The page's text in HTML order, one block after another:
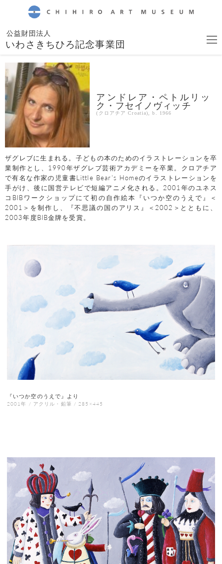
公益財団法人
いわさきちひろ記念事業団
アンドレア・ペトルリッ
ク・フセイノヴィッチ
(クロアチア Croatia), b. 1966
ザグレブに生まれる。子どもの本のためのイラストレーションを卒
業制作とし、1990年ザグレブ芸術アカデミーを卒業。クロアチア
で有名な作家の児童書Little Bear’s Homeのイラストレーションを
手がけ、後に国営テレビで短編アニメ化される。2001年のユネス
コBIBワークショップにて初の自作絵本『いつか空のうえで』＜
2001＞を制作し、『不思議の国のアリス』＜2002＞とともに、
2003年度BIB金牌を受賞。
『いつか空のうえで』より
2001年 / アクリル・鉛筆 / 285×445